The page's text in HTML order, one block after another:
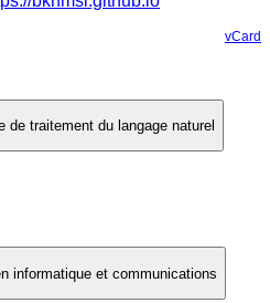
vCard
de traitement du langage naturel
informatique et communications